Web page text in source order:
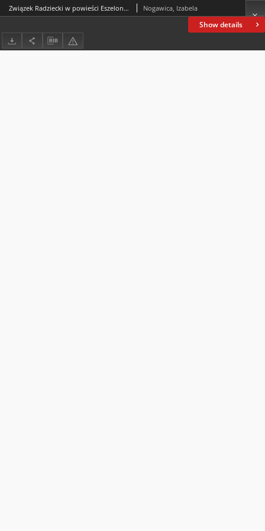
Show details
Związek Radziecki w powieści Eszelon do Samarkandy Jachiny Guzel The Soviet Union in the novel Echelon to Samarkand by Jachina Guzel Nogawica, Izabela